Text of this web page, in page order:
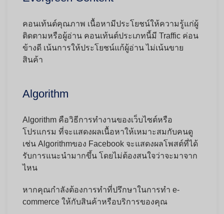
คอนเท้นต์คุณภาพ เนื้อหามีประโยชน์ให้ความรู้แก่ผู้
ติดตามหรือผู้อ่าน คอนเท้นต์ประเภทนี้มี Traffic ค่อน
ข้างดี เน้นการให้ประโยชน์แก้ผู้อ่าน ไม่เน้นขาย
สินค้า
Algorithm
Algorithm คือวิธีการทำงานของเว็บไซต์หรือ
โปรแกรม ที่จะแสดงผลเนื้อหาให้เหมาะสมกับคนดู
เช่น Algorithmของ Facebook จะแสดงผลโพสต์ที่ได้
รับการแนะนำมากขึ้น โดยไม่ต้องสนใจว่าจะมาจาก
ไหน
หากคุณกำลังต้องการทำที่ปรึกษาในการทำ e-
commerce ให้กับสินค้าหรือบริการของคุณ